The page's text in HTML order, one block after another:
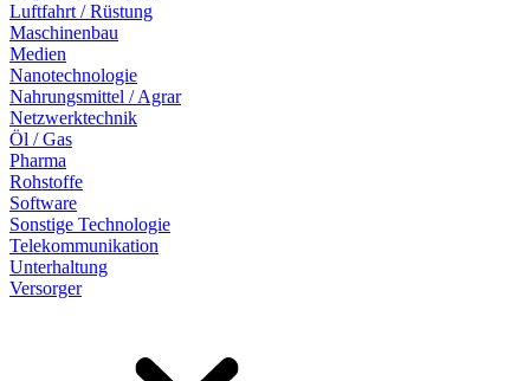
Luftfahrt / Rüstung
Maschinenbau
Medien
Nanotechnologie
Nahrungsmittel / Agrar
Netzwerktechnik
Öl / Gas
Pharma
Rohstoffe
Software
Sonstige Technologie
Telekommunikation
Unterhaltung
Versorger